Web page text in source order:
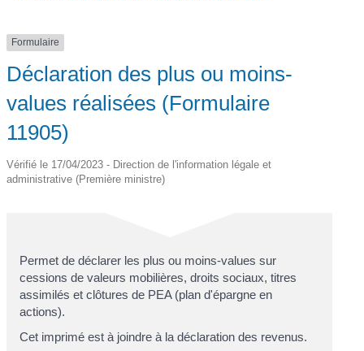
Formulaire
Déclaration des plus ou moins-
values réalisées (Formulaire
11905)
Vérifié le 17/04/2023 - Direction de l'information légale et
administrative (Première ministre)
Permet de déclarer les plus ou moins-values sur
cessions de valeurs mobilières, droits sociaux, titres
assimilés et clôtures de PEA (plan d'épargne en
actions).
Cet imprimé est à joindre à la déclaration des revenus.